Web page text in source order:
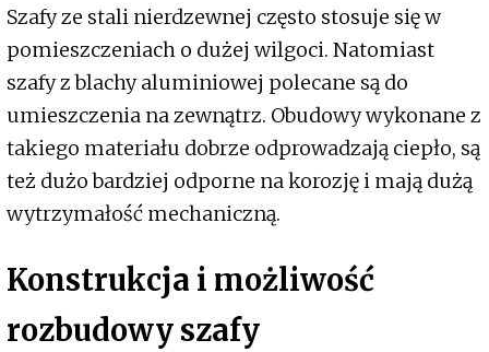
Szafy ze stali nierdzewnej często stosuje się w
pomieszczeniach o dużej wilgoci. Natomiast
szafy z blachy aluminiowej polecane są do
umieszczenia na zewnątrz. Obudowy wykonane z
takiego materiału dobrze odprowadzają ciepło, są
też dużo bardziej odporne na korozję i mają dużą
wytrzymałość mechaniczną.
Konstrukcja i możliwość
rozbudowy szafy